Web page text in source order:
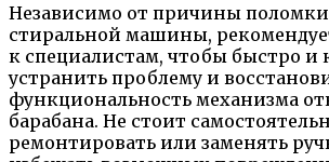
Независимо от причины
стиральной машины,
к специалистам, чтобы быстро и
устранить проблему и
функциональность механизма
барабана. Не стоит
ремонтировать или заменять